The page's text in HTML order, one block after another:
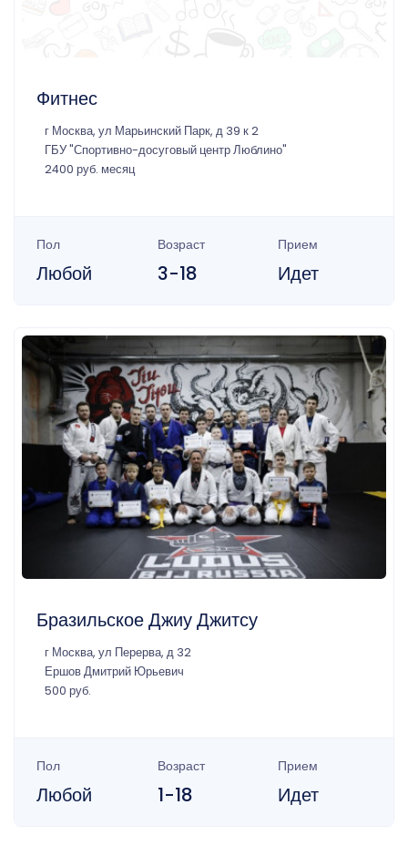
Фитнес
г Москва, ул Марьинский Парк, д 39 к 2
ГБУ "Спортивно-досуговый центр Люблино"
2400 руб. месяц
Пол
Любой
Возраст
3-18
Прием
Идет
Бразильское Джиу Джитсу
г Москва, ул Перерва, д 32
Ершов Дмитрий Юрьевич
500 руб.
Пол
Любой
Возраст
1-18
Прием
Идет